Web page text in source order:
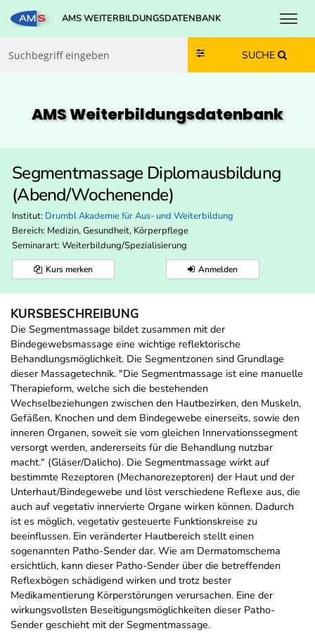
Zum Inhalt springen
Zum Navmenü springen
Zur Suche springen
Zur Footer springen
AMS WEITERBILDUNGSDATENBANK
SUCHE
AMS Weiterbildungs­datenbank
Segmentmassage Diplomausbildung
(Abend/Wochenende)
Institut: Drumbl Akademie für Aus- und Weiterbildung
Bereich: Medizin, Gesundheit, Körperpflege
Seminarart: Weiterbildung/Spezialisierung
Kurs merken Anmelden
KURSBESCHREIBUNG
Die Segmentmassage bildet zusammen mit der
Bindegewebsmassage eine wichtige reflektorische
Behandlungsmöglichkeit. Die Segmentzonen sind Grundlage
dieser Massagetechnik. "Die Segmentmassage ist eine manuelle
Therapieform, welche sich die bestehenden
Wechselbeziehungen zwischen den Hautbezirken, den Muskeln,
Gefäßen, Knochen und dem Bindegewebe einerseits, sowie den
inneren Organen, soweit sie vom gleichen Innervationssegment
versorgt werden, andererseits für die Behandlung nutzbar
macht." (Gläser/Dalicho). Die Segmentmassage wirkt auf
bestimmte Rezeptoren (Mechanorezeptoren) der Haut und der
Unterhaut/Bindegewebe und löst verschiedene Reflexe aus, die
auch auf vegetativ innervierte Organe wirken können. Dadurch
ist es möglich, vegetativ gesteuerte Funktionskreise zu
beeinflussen. Ein veränderter Hautbereich stellt einen
sogenannten Patho-Sender dar. Wie am Dermatomschema
ersichtlich, kann dieser Patho-Sender über die betreffenden
Reflexbögen schädigend wirken und trotz bester
Medikamentierung Körperstörungen verursachen. Eine der
wirkungsvollsten Beseitigungsmöglichkeiten dieser Patho-
Sender geschieht mit der Segmentmassage.